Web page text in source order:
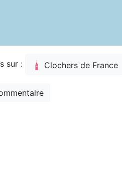
sur : Clochers de France